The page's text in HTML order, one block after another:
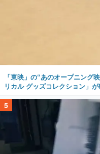
「東映」の“あのオープニング
リカル グッズコレクション」
5